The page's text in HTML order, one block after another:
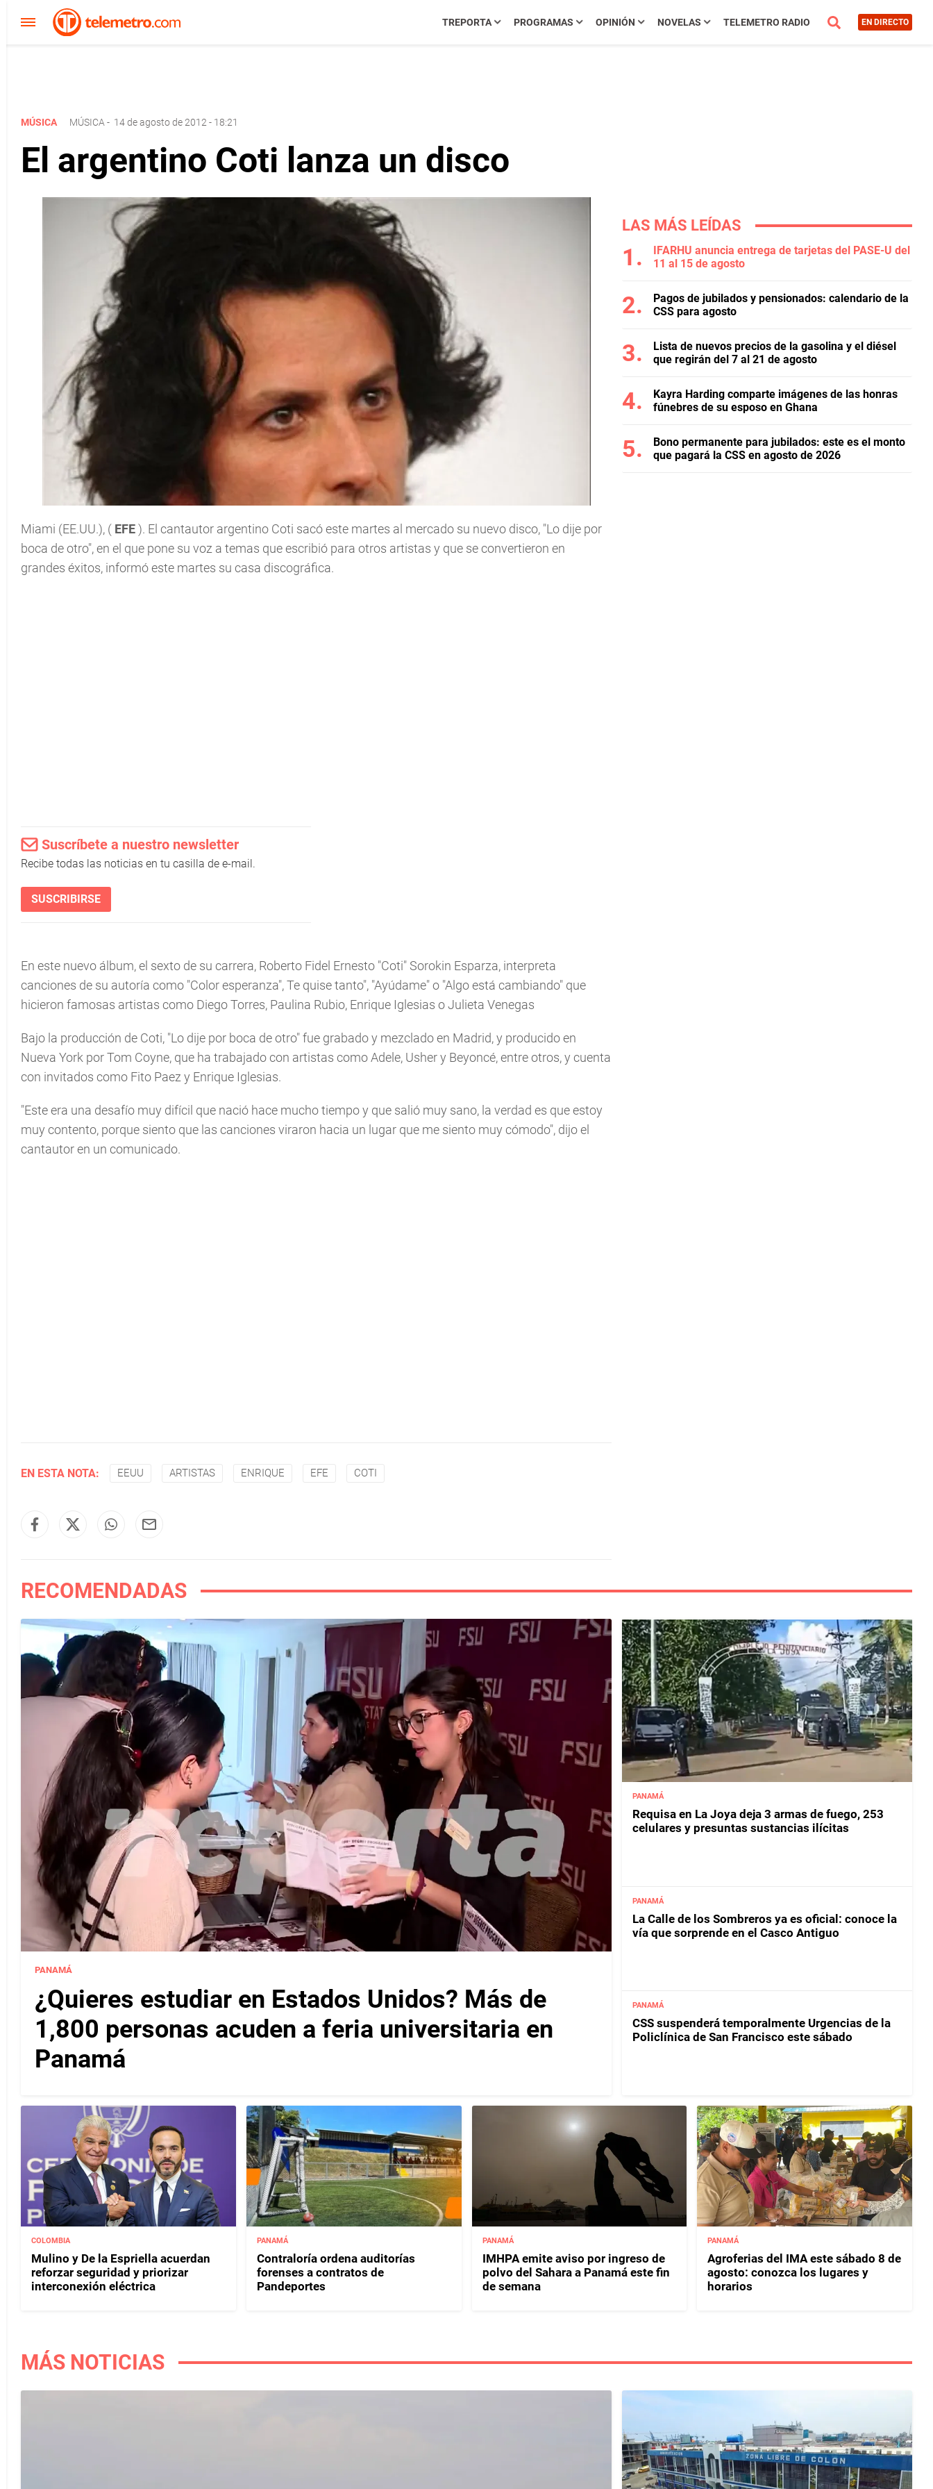
TREPORTA PROGRAMAS OPINIÓN NOVELAS TELEMETRO RADIO EN DIRECTO
MÚSICA MÚSICA - 14 de agosto de 2012 - 18:21
El argentino Coti lanza un disco
Miami (EE.UU.), ( EFE). El cantautor argentino Coti sacó este martes al mercado su nuevo disco, "Lo dije por
boca de otro", en el que pone su voz a temas que escribió para otros artistas y que se convertieron en
grandes éxitos, informó este martes su casa discográfica.
Suscríbete a nuestro newsletter
Recibe todas las noticias en tu casilla de e-mail.
SUSCRIBIRSE
En este nuevo álbum, el sexto de su carrera, Roberto Fidel Ernesto "Coti" Sorokin Esparza, interpreta
canciones de su autoría como "Color esperanza", Te quise tanto", "Ayúdame" o "Algo está cambiando" que
hicieron famosas artistas como Diego Torres, Paulina Rubio, Enrique Iglesias o Julieta Venegas
Bajo la producción de Coti, "Lo dije por boca de otro" fue grabado y mezclado en Madrid, y producido en
Nueva York por Tom Coyne, que ha trabajado con artistas como Adele, Usher y Beyoncé, entre otros, y cuenta
con invitados como Fito Paez y Enrique Iglesias.
"Este era una desafío muy difícil que nació hace mucho tiempo y que salió muy sano, la verdad es que estoy
muy contento, porque siento que las canciones viraron hacia un lugar que me siento muy cómodo", dijo el
cantautor en un comunicado.
EN ESTA NOTA: EEUU ARTISTAS ENRIQUE EFE COTI
LAS MÁS LEÍDAS
IFARHU anuncia entrega de tarjetas del PASE-U del
11 al 15 de agosto
Pagos de jubilados y pensionados: calendario de la
CSS para agosto
Lista de nuevos precios de la gasolina y el diésel
que regirán del 7 al 21 de agosto
Kayra Harding comparte imágenes de las honras
fúnebres de su esposo en Ghana
Bono permanente para jubilados: este es el monto
que pagará la CSS en agosto de 2026
RECOMENDADAS
PANAMÁ
¿Quieres estudiar en Estados Unidos? Más de
1,800 personas acuden a feria universitaria en
Panamá
PANAMÁ
Requisa en La Joya deja 3 armas de fuego, 253
celulares y presuntas sustancias ilícitas
PANAMÁ
La Calle de los Sombreros ya es oficial: conoce la
vía que sorprende en el Casco Antiguo
PANAMÁ
CSS suspenderá temporalmente Urgencias de la
Policlínica de San Francisco este sábado
COLOMBIA
Mulino y De la Espriella acuerdan
reforzar seguridad y priorizar
interconexión eléctrica
PANAMÁ
Contraloría ordena auditorías
forenses a contratos de
Pandeportes
PANAMÁ
IMHPA emite aviso por ingreso de
polvo del Sahara a Panamá este fin
de semana
PANAMÁ
Agroferias del IMA este sábado 8 de
agosto: conozca los lugares y
horarios
MÁS NOTICIAS